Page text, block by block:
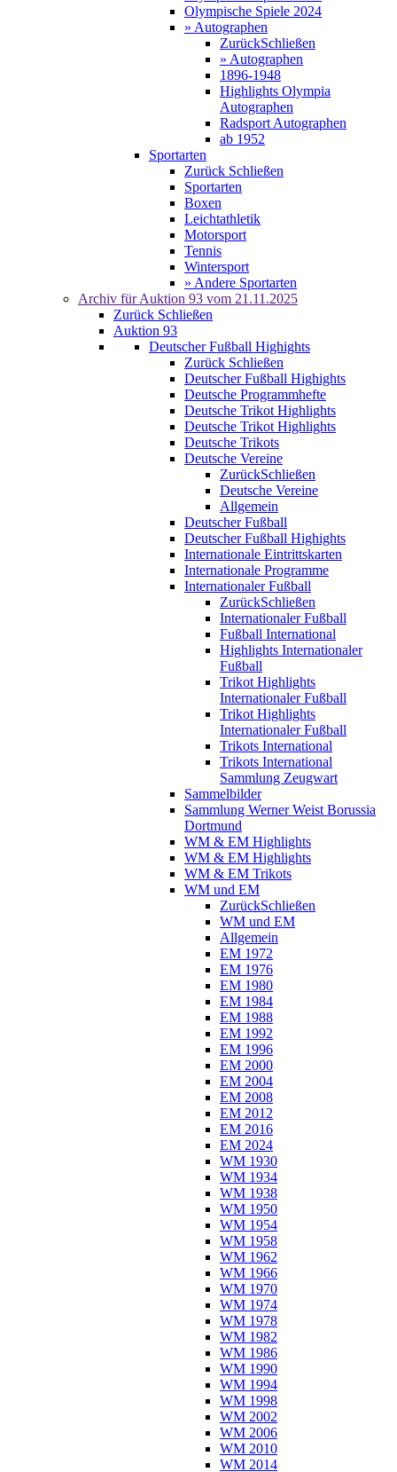
Olympische Spiele 2024
» Autographen
ZurückSchließen
» Autographen
1896-1948
Highlights Olympia
Autographen
Radsport Autographen
ab 1952
Sportarten
Zurück Schließen
Sportarten
Boxen
Leichtathletik
Motorsport
Tennis
Wintersport
» Andere Sportarten
Archiv für Auktion 93 vom 21.11.2025
Zurück Schließen
Auktion 93
Deutscher Fußball Highights
Zurück Schließen
Deutscher Fußball Highights
Deutsche Programmhefte
Deutsche Trikot Highlights
Deutsche Trikot Highlights
Deutsche Trikots
Deutsche Vereine
ZurückSchließen
Deutsche Vereine
Allgemein
Deutscher Fußball
Deutscher Fußball Highights
Internationale Eintrittskarten
Internationale Programme
Internationaler Fußball
ZurückSchließen
Internationaler Fußball
Fußball International
Highlights Internationaler
Fußball
Trikot Highlights
Internationaler Fußball
Trikot Highlights
Internationaler Fußball
Trikots International
Trikots International
Sammlung Zeugwart
Sammelbilder
Sammlung Werner Weist Borussia
Dortmund
WM & EM Highlights
WM & EM Highlights
WM & EM Trikots
WM und EM
ZurückSchließen
WM und EM
Allgemein
EM 1972
EM 1976
EM 1980
EM 1984
EM 1988
EM 1992
EM 1996
EM 2000
EM 2004
EM 2008
EM 2012
EM 2016
EM 2024
WM 1930
WM 1934
WM 1938
WM 1950
WM 1954
WM 1958
WM 1962
WM 1966
WM 1970
WM 1974
WM 1978
WM 1982
WM 1986
WM 1990
WM 1994
WM 1998
WM 2002
WM 2006
WM 2010
WM 2014